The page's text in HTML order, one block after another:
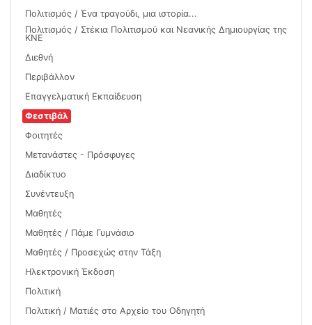
Πολιτισμός / Ένα τραγούδι, μια ιστορία...
Πολιτισμός / Στέκια Πολιτισμού και Νεανικής Δημιουργίας της
ΚΝΕ
Διεθνή
Περιβάλλον
Επαγγελματική Εκπαίδευση
Φεστιβάλ
Φοιτητές
Μετανάστες - Πρόσφυγες
Διαδίκτυο
Συνέντευξη
Μαθητές
Μαθητές / Πάμε Γυμνάσιο
Μαθητές / Προσεχώς στην Τάξη
Ηλεκτρονική Έκδοση
Πολιτική
Πολιτική / Ματιές στο Αρχείο του Οδηγητή